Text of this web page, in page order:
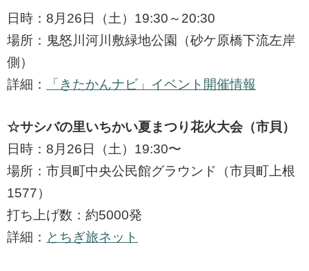
日時：8月26日（土）19:30～20:30
場所：鬼怒川河川敷緑地公園（砂ケ原橋下流左岸
側）
詳細：
「きたかんナビ」イベント開催情報
☆サシバの里いちかい夏まつり花火大会（市貝）
日時：8月26日（土）19:30〜
場所：市貝町中央公民館グラウンド（市貝町上根
1577）
打ち上げ数：約5000発
詳細： とちぎ旅ネット